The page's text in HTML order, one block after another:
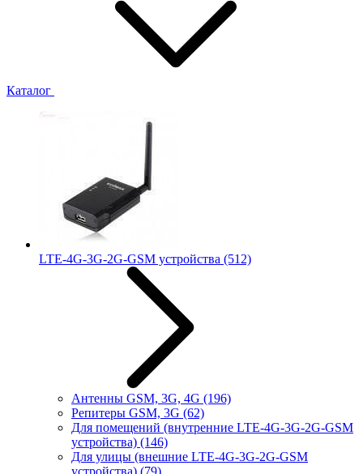
Каталог
LTE-4G-3G-2G-GSM устройства (512)
Антенны GSM, 3G, 4G (196)
Репитеры GSM, 3G (62)
Для помещений (внутренние LTE-4G-3G-2G-GSM
устройства) (146)
Для улицы (внешние LTE-4G-3G-2G-GSM
устройства) (79)